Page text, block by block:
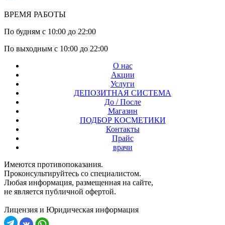
ВРЕМЯ РАБОТЫ
По будням с 10:00 до 22:00
По выходным с 10:00 до 22:00
О нас
Акции
Услуги
ДЕПОЗИТНАЯ СИСТЕМА
До / После
Магазин
ПОДБОР КОСМЕТИКИ
Контакты
Прайс
врачи
Имеются противопоказания.
Проконсультируйтесь со специалистом.
Любая информация, размещенная на сайте,
не является публичной офертой.
Лицензия и Юридическая информация